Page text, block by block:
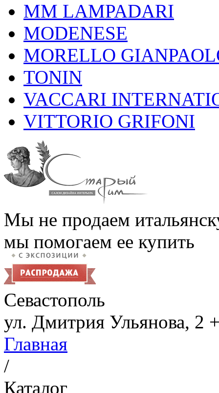
MM LAMPADARI
MODENESE
MORELLO
TONIN
VACCARI
VITTORIO GRIFONI
Мы не продаем
мы помогаем ее купить
Севастополь
ул. Дмитрия Ульянова, 2
Главная
/
Каталог